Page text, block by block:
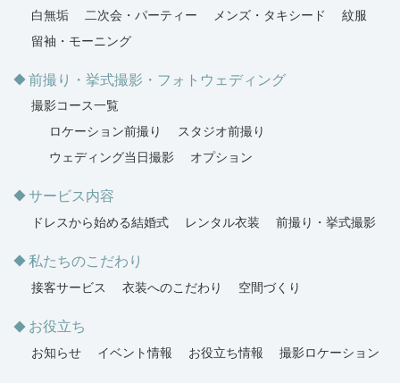
白無垢
二次会・パーティー メンズ・タキシード
紋服
留袖・モーニング
前撮り・挙式撮影・フォトウェディング
撮影コース一覧
ロケーション前撮り
スタジオ前撮り
ウェディング当日撮影
オプション
サービス内容
ドレスから始める結婚式 レンタル衣装 前撮り・挙式撮影
私たちのこだわり
接客サービス 衣装へのこだわり 空間づくり
お役立ち
お知らせ イベント情報 お役立ち情報 撮影ロケーション